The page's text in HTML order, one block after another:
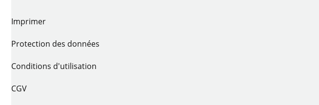
Imprimer
Protection des données
Conditions d'utilisation
CGV